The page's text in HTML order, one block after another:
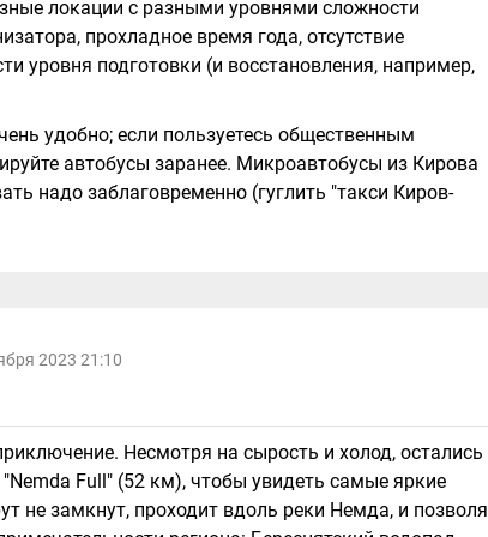
локации с разными уровнями сложности
прохладное время года, отсутствие
уровня подготовки (и восстановления, например,
удобно; если пользуетесь общественным
автобусы заранее. Микроавтобусы из Кирова
надо заблаговременно (гуглить "такси Киров-
2023 21:10
Несмотря на сырость и холод, остались
Full" (52 км), чтобы увидеть самые яркие
не замкнут, проходит вдоль реки Немда, и